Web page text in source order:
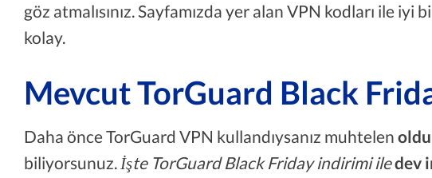
göz atmalısınız. Sayfamızda yer alan VPN kodları ile iyi
kolay.
Mevcut TorGuard Black
Daha önce TorGuard VPN kullandıysanız muhtelen
biliyorsunuz. İşte TorGuard Black Friday indirimi iledev